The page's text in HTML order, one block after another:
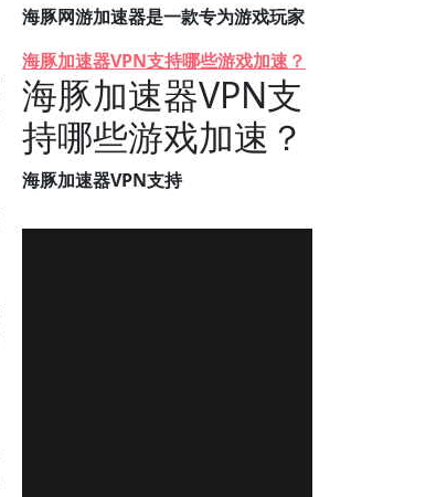
海豚网游加速器是一款专为游戏玩家
海豚加速器VPN支持哪些游戏加速？
海豚加速器VPN支
持哪些游戏加速？
海豚加速器VPN支持